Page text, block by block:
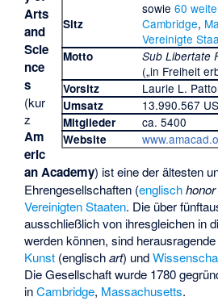
sowie 60
Sitz Cambridge,
Vereinigte
Motto Sub Libertate
(„in Freiheit
Vorsitz Laurie L.
Umsatz 13.990.567
Mitglieder ca. 5400
Website
Arts
and
Scie
nce
s
(kur
z
Am
eric
an Academy) ist eine der ältesten
Ehrengesellschaften (englisch
Vereinigten Staaten. Die über
ausschließlich von ihresgleichen in
werden können, sind
Kunst (englischart) und
Die Gesellschaft wurde 1780
inCambridge, Massachusetts.